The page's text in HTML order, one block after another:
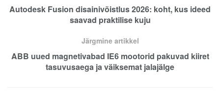
Autodesk Fusion disainivõistlus 2026: koht, kus ideed
saavad praktilise kuju
Järgmine artikkel
ABB uued magnetivabad IE6 mootorid pakuvad kiiret
tasuvusaega ja väiksemat jalajälge